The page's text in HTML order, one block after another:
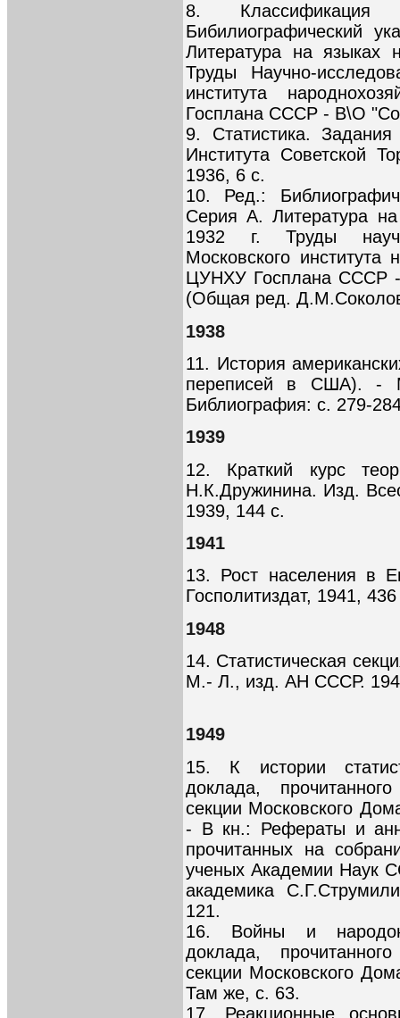
8.
Бибилиографический
Литература на
Труды Научно-
института
Госплана СССР - В\О
9. Статистика.
Института Советской
1936, 6 с.
10. Ред.:
Серия А. Литература
1932 г. Труды
Московского института
ЦУНХУ Госплана СССР -
(Общая ред.
1938
11. История
переписей в США). -
Библиография: с. 279-
1939
12. Краткий курс
Н.К.Дружинина. Изд.
1939, 144 с.
1941
13. Рост населения в
Госполитиздат, 1941,
1948
14. Статистическая
М.- Л., изд. АН СССР.
1949
15. К истории
доклада,
секции Московского
- В кн.: Рефераты и
прочитанных на
ученых Академии Наук
академика
121.
16. Войны и
доклада,
секции Московского
Там же, с. 63.
17. Реакционные